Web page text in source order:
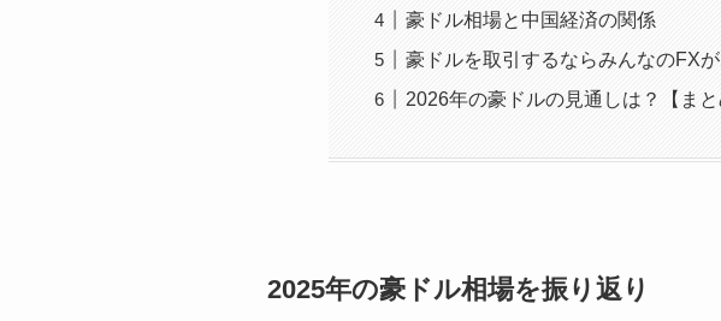
豪ドル相場と中国経済の関係
豪ドルを取引するならみんなのFX
2026年の豪ドルの見通しは？【まと
2025年の豪ドル相場を振り返り